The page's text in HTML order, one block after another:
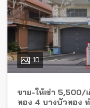
10
ขาย-ให้เช่า 5,500/
ทอง 4 บางบัวทอง ท